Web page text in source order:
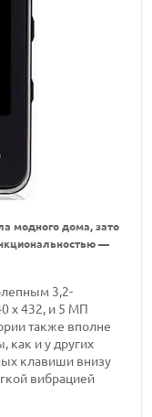
модного дома, зато
—
3,2-
x 432, и 5 МП
также вполне
как и у других
клавиши внизу
вибрацией